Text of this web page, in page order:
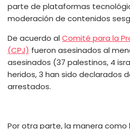
parte de plataformas
moderación de contenidos
De acuerdo al Comité para la
(CPJ) fueron asesinados al
asesinados (37 palestinos, 4
heridos, 3 han sido declarados
arrestados.
Por otra parte, la manera como